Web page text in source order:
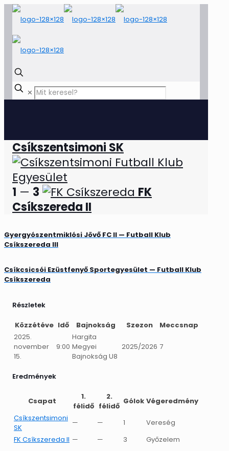
✕
Csíkszentsimoni SK
1 — 3
FK
Csíkszereda II
Gyergyószentmiklósi Jövő FC II — Futball Klub
Csíkszereda III
Csíkcsicsói Ezüstfenyő Sportegyesület — Futball Klub
Csíkszereda
Részletek
Közzétéve Idő Bajnokság Szezon
Meccsnap
2025.
november
15.
9:00
Hargita
Megyei
Bajnokság U8
2025/2026 7
Eredmények
Csapat
1.
félidő
2.
félidő
Gólok Végeredmény
Csíkszentsimoni
SK
— — 1
Vereség
FK Csíkszereda II — — 3 Győzelem